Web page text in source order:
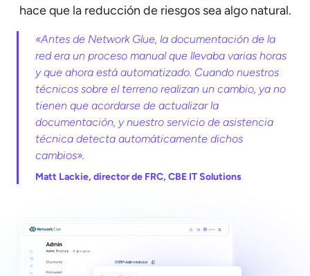
hace que la reducción de riesgos sea algo natural.
«Antes de Network Glue, la documentación de la
red era un proceso manual que llevaba varias horas
y que ahora está automatizado. Cuando nuestros
técnicos sobre el terreno realizan un cambio, ya no
tienen que acordarse de actualizar la
documentación, y nuestro servicio de asistencia
técnica detecta automáticamente dichos
cambios».
Matt Lackie, director de FRC, CBE IT Solutions